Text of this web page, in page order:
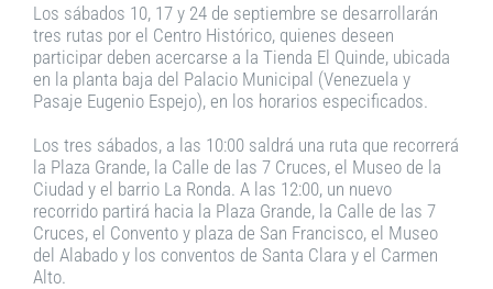
Los sábados 10, 17 y 24 de septiembre se desarrollarán
tres rutas por el Centro Histórico, quienes deseen
participar deben acercarse a la Tienda El Quinde, ubicada
en la planta baja del Palacio Municipal (Venezuela y
Pasaje Eugenio Espejo), en los horarios especificados.
Los tres sábados, a las 10:00 saldrá una ruta que recorrerá
la Plaza Grande, la Calle de las 7 Cruces, el Museo de la
Ciudad y el barrio La Ronda. A las 12:00, un nuevo
recorrido partirá hacia la Plaza Grande, la Calle de las 7
Cruces, el Convento y plaza de San Francisco, el Museo
del Alabado y los conventos de Santa Clara y el Carmen
Alto.